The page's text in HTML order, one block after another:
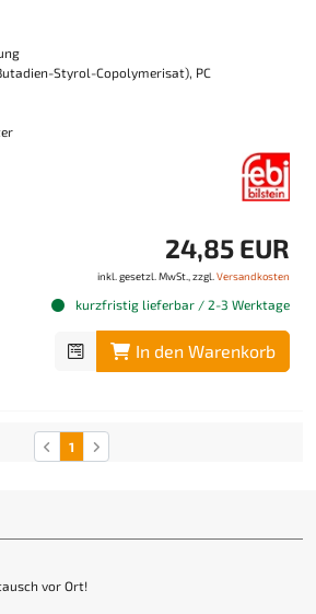
Styrol-Copolymerisat), PC
24,85 EUR
inkl. gesetzl. MwSt., zzgl. Versandkosten
kurzfristig lieferbar / 2-3 Werktage
In den Warenkorb
1
vor Ort!